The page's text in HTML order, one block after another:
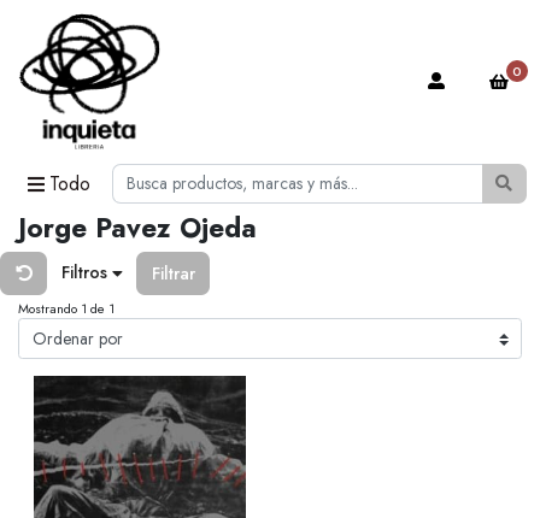
Todo
0
Jorge Pavez Ojeda
Filtros Filtrar
Mostrando 1 de 1